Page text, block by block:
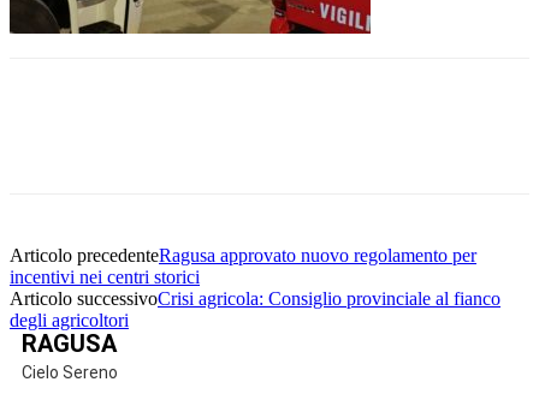
Articolo precedenteRagusa approvato nuovo regolamento per
incentivi nei centri storici
Articolo successivoCrisi agricola: Consiglio provinciale al fianco
degli agricoltori
RAGUSA
Cielo Sereno